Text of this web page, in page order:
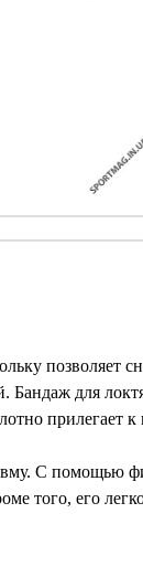
позволяет
Бандаж для
прилегает к
С помощью
того, его